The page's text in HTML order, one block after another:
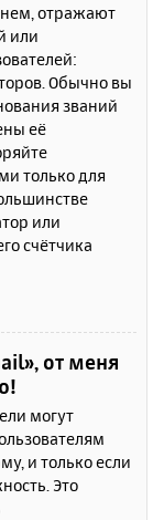
отражают
или
Обычно вы
званий
её
только для
или
счётчика
от меня
могут
и только если
Это